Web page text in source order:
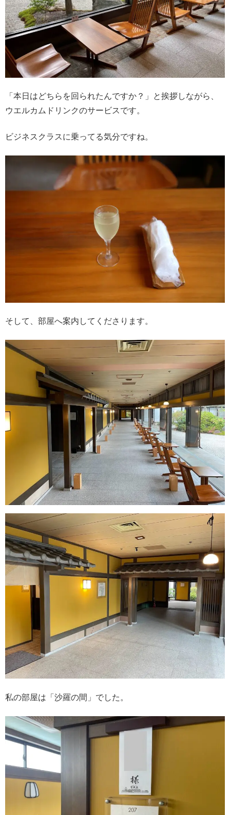
「本日はどちらを回られたんですか？」と挨拶しながら、
ウエルカムドリンクのサービスです。
ビジネスクラスに乗ってる気分ですね。
そして、部屋へ案内してくださります。
私の部屋は「沙羅の間」でした。